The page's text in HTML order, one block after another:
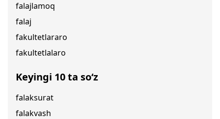
falajlamoq
falaj
fakultetlararo
fakultetlalaro
Keyingi 10 ta so‘z
falaksurat
falakvash